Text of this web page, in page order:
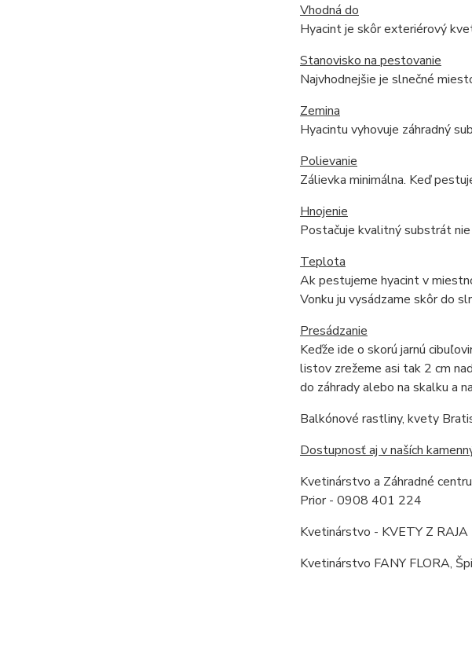
Vhodná do
Hyacint je skôr exteriérový
Stanovisko na pestovanie
Najvhodnejšie je slnečné
Zemina
Hyacintu vyhovuje záhradný
Polievanie
Zálievka minimálna. Keď
Hnojenie
Postačuje kvalitný substrát
Teplota
Ak pestujeme hyacint v
Vonku ju vysádzame skôr do
Presádzanie
Keďže ide o skorú jarnú
listov zrežeme asi tak 2 cm
do záhrady alebo na skalku a
Balkónové rastliny, kvety
Dostupnosť aj v naších
Kvetinárstvo a Záhradné
Prior - 0908 401 224
Kvetinárstvo - KVETY Z
Kvetinárstvo FANY FLORA,